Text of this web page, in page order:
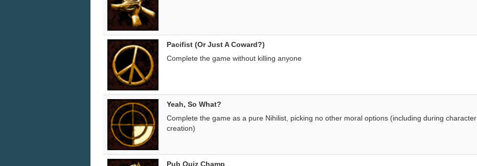
Pacifist (Or Just A Coward?)
Complete the game without killing anyone
Yeah, So What?
Complete the game as a pure Nihilist, picking no other moral options (including during character
creation)
Pub Quiz Champ